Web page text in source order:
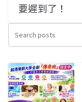
要遲到了！